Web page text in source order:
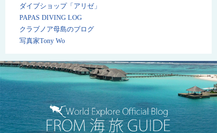
ダイブショップ「アリゼ」
PAPAS DIVING LOG
クラブノア母島のブログ
写真家Tony Wo